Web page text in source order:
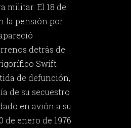
militar. El 18 de
la pensión por
detrás de
Swift
de defunción,
de su secuestro
en avión a su
enero de 1976